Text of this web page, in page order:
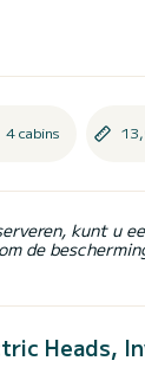
4 cabins
kunt u
de
Heads,